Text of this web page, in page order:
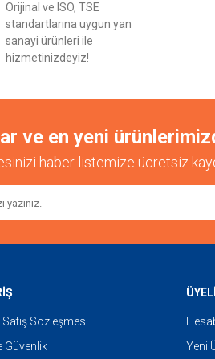
Gönder
Orijinal ve ISO, TSE
standartlarına uygun yan
sanayi ürünleri ile
hizmetinizdeyiz!
ve en yeni
haber listemize ücretsiz
Sözleşmesi
Güvenlik
Yeni